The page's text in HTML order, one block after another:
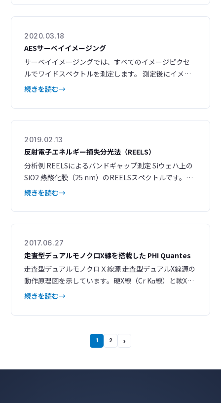
とで、多彩なアプリケーションに対応いたします。 関
連資料ダウンロード 内蔵型Arモノマー/GCIBデュアル
2020.03.18
AESサーベイイメージング
サーベイイメージングでは、すべてのイメージピクセ
ルでワイドスペクトルを測定します。 測定後にイメー
ジコントラストが異なる領域から、ワイドスペクトル
域から抽出されたワイドスペクトルを基準として、LLS
処理によるサーベイイメージの再構築ができる ワイド
に再構築ができ
続きを読む
2019.02.13
反射電子エネルギー損失分光法（REELS）
分析例 REELSによるバンドギャップ測定 Siウェハ上の
SiO2 熱酸化膜（25 nm）のREELSスペクトルです。入
射電子より 8.8 eV低いエネルギーからピークが立ち上が
できます。 図1. SiO2 の REELSスペクトル（入射電子：
1.5 keV） REELSによる有機フィルム中の水素含有量
続きを読む
2017.06.27
走査型デュアルモノクロX線を搭載した PHI Quantes
走査型デュアルモノクロＸ線源 走査型デュアルX線源の
動作原理図を示しています。硬X線（Cr Kα線）と軟X線
（Al Kα線）は、ソフトウェア上で短時間のうちに切り
ンソール PHI Quantes は、分光器や試料搬送系、各種
電源もひとつのコンソールにま
続きを読む
1 2 ›